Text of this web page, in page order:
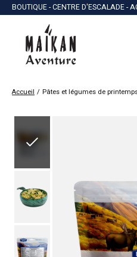
BOUTIQUE - CENTRE D'ESCALADE -
Accueil / Pâtes et légumes de